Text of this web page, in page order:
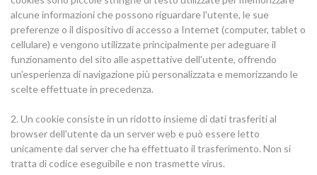
alcune informazioni che possono riguardare l'utente, le sue
preferenze o il dispositivo di accesso a Internet (computer, tablet o
cellulare) e vengono utilizzate principalmente per adeguare il
funzionamento del sito alle aspettative dell'utente, offrendo
un'esperienza di navigazione più personalizzata e memorizzando le
scelte effettuate in precedenza.
2. Un cookie consiste in un ridotto insieme di dati trasferiti al
browser dell'utente da un server web e può essere letto
unicamente dal server che ha effettuato il trasferimento. Non si
tratta di codice eseguibile e non trasmette virus.